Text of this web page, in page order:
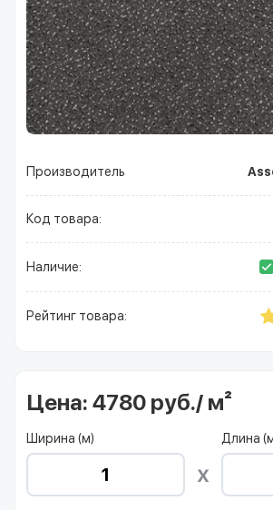
Производитель
Код товара:
Наличие:
Рейтинг товара:
Цена: 4780 руб./ м²
Ширина (м) Длина